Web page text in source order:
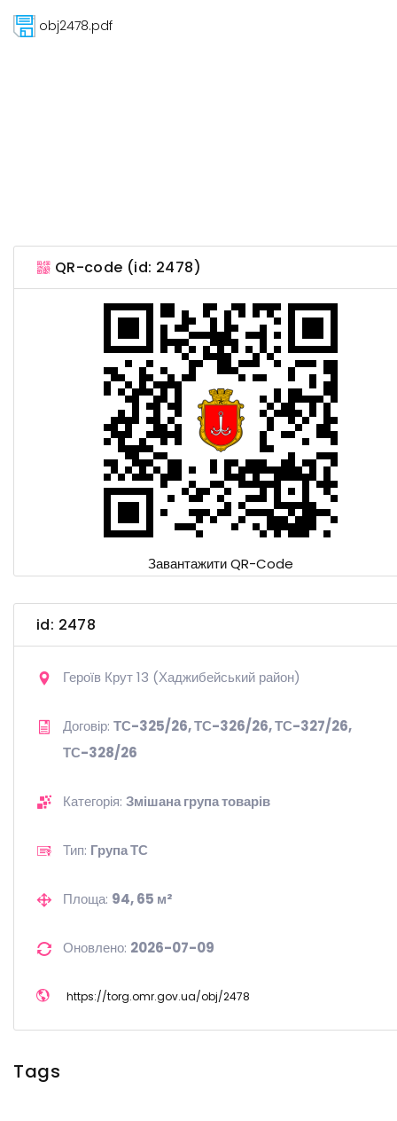
obj2478.pdf
QR-code (id: 2478)
Завантажити QR-Code
id: 2478
Героїв Крут 13 (Хаджибейський район)
Договір: ТС-325/26, ТС-326/26, ТС-327/26,
ТС-328/26
Категорія: Змішана група товарів
Тип: Група ТС
Площа: 94, 65 м²
Оновлено: 2026-07-09
https://torg.omr.gov.ua/obj/2478
Tags